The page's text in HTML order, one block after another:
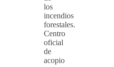
los
incendios
forestales.
Centro
oficial
de
acopio